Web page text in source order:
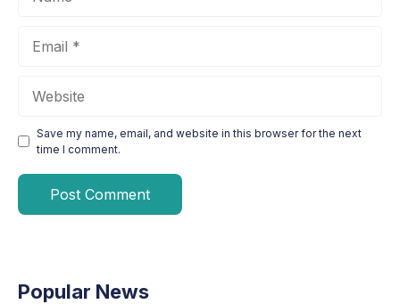
Save my name, email, and website in this browser for the next
time I comment.
Popular News